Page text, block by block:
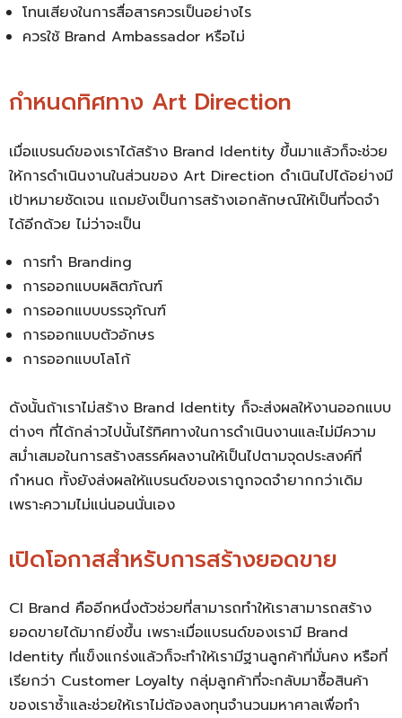
โทนเสียงในการสื่อสารควรเป็นอย่างไร
ควรใช้ Brand Ambassador หรือไม่
กำหนดทิศทาง Art Direction
เมื่อแบรนด์ของเราได้สร้าง Brand Identity ขึ้นมาแล้วก็จะช่วย
ให้การดำเนินงานในส่วนของ Art Direction ดำเนินไปได้อย่างมี
เป้าหมายชัดเจน แถมยังเป็นการสร้างเอกลักษณ์ให้เป็นที่จดจำ
ได้อีกด้วย ไม่ว่าจะเป็น
การทำ Branding
การออกแบบผลิตภัณฑ์
การออกแบบบรรจุภัณฑ์
การออกแบบตัวอักษร
การออกแบบโลโก้
ดังนั้นถ้าเราไม่สร้าง Brand Identity ก็จะส่งผลให้งานออกแบบ
ต่างๆ ที่ได้กล่าวไปนั้นไร้ทิศทางในการดำเนินงานและไม่มีความ
สม่ำเสมอในการสร้างสรรค์ผลงานให้เป็นไปตามจุดประสงค์ที่
กำหนด ทั้งยังส่งผลให้แบรนด์ของเราถูกจดจำยากกว่าเดิม
เพราะความไม่แน่นอนนั่นเอง
เปิดโอกาสสำหรับการสร้างยอดขาย
CI Brand คืออีกหนึ่งตัวช่วยที่สามารถทำให้เราสามารถสร้าง
ยอดขายได้มากยิ่งขึ้น เพราะเมื่อแบรนด์ของเรามี Brand
Identity ที่แข็งแกร่งแล้วก็จะทำให้เรามีฐานลูกค้าที่มั่นคง หรือที่
เรียกว่า Customer Loyalty กลุ่มลูกค้าที่จะกลับมาซื้อสินค้า
ของเราซ้ำและช่วยให้เราไม่ต้องลงทุนจำนวนมหาศาลเพื่อทำ